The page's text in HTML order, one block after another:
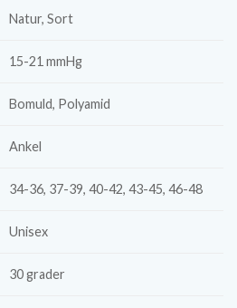
Natur, Sort
15-21 mmHg
Bomuld, Polyamid
Ankel
34-36, 37-39, 40-42, 43-45, 46-48
Unisex
30 grader